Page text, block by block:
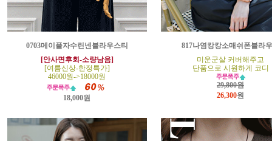
0703메이플자수린넨블라우스티
[안사면후회-소량남음]
[여름신상-한정특가]
46000원->18000원
18,000원
817나염캉캉소매쉬폰블라
미운군살 커버해주고
단품으로 시원하게 코디
29,800원
26,300원